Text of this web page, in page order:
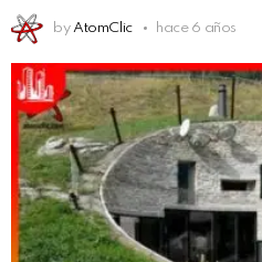
by AtomClic hace 6 años